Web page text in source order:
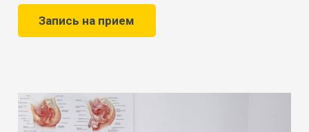
Запись на прием